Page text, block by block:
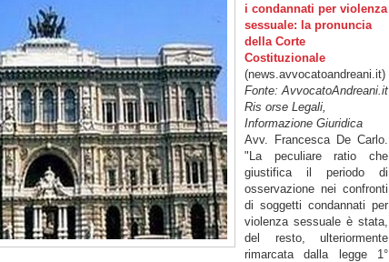
i condannati per violenza
sessuale: la pronuncia
della Corte
Costituzionale
(news.avvocatoandreani.it)
Fonte: AvvocatoAndreani.it
Ris orse Legali,
Informazione Giuridica
Avv. Francesca De Carlo.
"La peculiare ratio che
giustifica il periodo di
osservazione nei confronti
di soggetti condannati per
violenza sessuale è stata,
del resto, ulteriormente
rimarcata dalla legge 1°